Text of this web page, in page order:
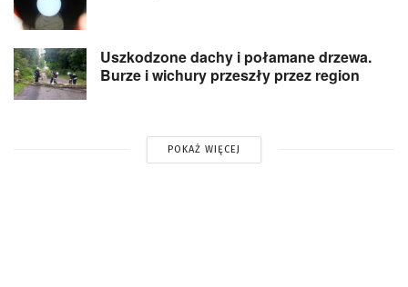
Uszkodzone dachy i połamane drzewa.
Burze i wichury przeszły przez region
POKAŻ WIĘCEJ